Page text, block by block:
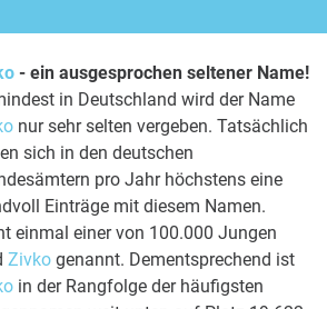
- ein ausgesprochen seltener Name!
in Deutschland wird der Name
nur sehr selten vergeben. Tatsächlich
sich in den deutschen
pro Jahr höchstens eine
Einträge mit diesem Namen.
einmal einer von 100.000 Jungen
Zivko genannt. Dementsprechend ist
in der Rangfolge der häufigsten